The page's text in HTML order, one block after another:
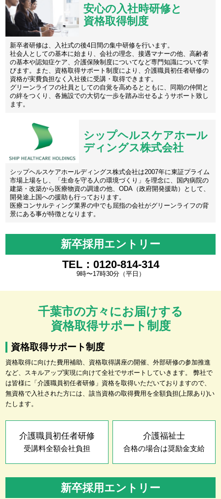
安心の入社時研修と
資格取得制度
新卒者研修は、入社式の後4日間の集中研修を行います。
社会人としての基本に始まり、会社の理念、接遇マナーの他、高齢者
の基本や認知症ケア、介護保険制度についてなど専門知識について学
びます。また、資格取得サポート制度により、介護職員初任者研修の
資格が実費負担なく入社後に受講・取得できます。
グリーンライフの社員としての自覚を高めるとともに、同期の仲間と
の絆をつくり、各施設での大切な一歩を踏み出せるようサポート致し
ます。
シップヘルスケアホール
ディングス株式会社
シップヘルスケアホールディングス株式会社は2007年に東証プライム
市場上場をし、「生命を守る人の環境づくり」を理念に、国内病院の
建築・改築から医療物資の調達の他、ODA（政府開発援助）として、
開発途上国への援助も行っております。
医療コンサルティング業界の中でも屈指の会社がグリーンライフの背
景にある事が特徴となります。
新卒採用エントリー
TEL：0120-814-314
9時〜17時30分（平日）
千葉市の方々にお届けする
資格取得サポート制度
資格取得サポート制度
資格取得に向けた費用補助、資格取得講座の開催、外部研修の参加推進
など、スキルアップ実現に向けて全社でサポートしていきます。 弊社で
は皆様に「介護職員初任者研修」資格を取得いただいておりますので、
無資格で入社された方には、該当資格の取得費用を全額負担(上限あり)い
たします。
介護職員初任者研修
受講料全額会社負担
介護福祉士
合格の場合は奨励金支給
新卒採用エントリー